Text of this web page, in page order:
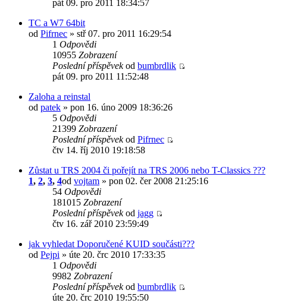
pát 09. pro 2011 18:34:57
TC a W7 64bit
od Pifrnec » stř 07. pro 2011 16:29:54
1 Odpovědi
10955 Zobrazení
Poslední příspěvekod bumbrdlik
pát 09. pro 2011 11:52:48
Zaloha a reinstal
od patek » pon 16. úno 2009 18:36:26
5 Odpovědi
21399 Zobrazení
Poslední příspěvekod Pifrnec
čtv 14. říj 2010 19:18:58
Zůstat u TRS 2004 či pořejít na TRS 2006 nebo T-Classics ???
1, 2, 3, 4od vojtam » pon 02. čer 2008 21:25:16
54 Odpovědi
181015 Zobrazení
Poslední příspěvekod jagg
čtv 16. zář 2010 23:59:49
jak vyhledat Doporučené KUID součásti???
od Pejpi » úte 20. črc 2010 17:33:35
1 Odpovědi
9982 Zobrazení
Poslední příspěvekod bumbrdlik
úte 20. črc 2010 19:55:50